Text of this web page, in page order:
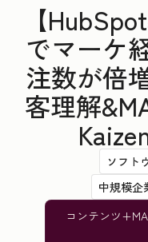
【
でマーケ
注数が倍
客理解
ソフト
中規模企
コンテンツ